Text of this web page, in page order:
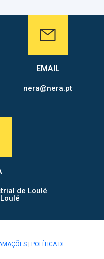
EMAIL
nera@nera.pt
de Loulé
POLÍTICA DE